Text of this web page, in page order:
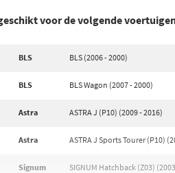
voor de volgende
BLS BLS (2006 - 2000)
BLS BLS Wagon (2007 - 2000)
Astra ASTRA J (P10) (2009 - 2016)
Astra ASTRA J Sports Tourer (P10)
Signum SIGNUM Hatchback (Z03)